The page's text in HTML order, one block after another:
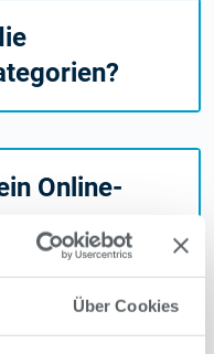
Über Cookies
Online-
bis zum